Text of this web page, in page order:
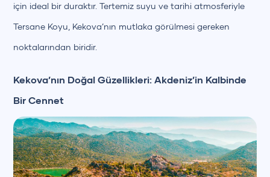
için ideal bir duraktır. Tertemiz suyu ve tarihi atmosferiyle
Tersane Koyu, Kekova’nın mutlaka görülmesi gereken
noktalarından biridir.
Kekova’nın Doğal Güzellikleri: Akdeniz’in Kalbinde
Bir Cennet